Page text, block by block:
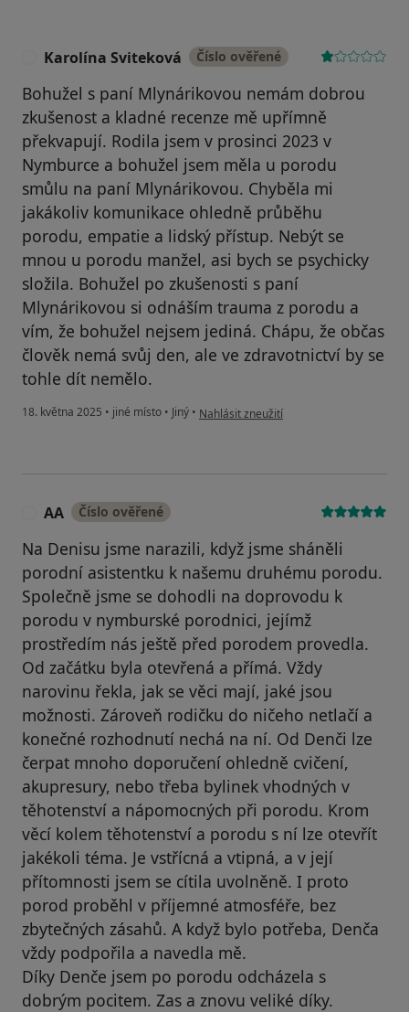
Karolína Sviteková Číslo ověřené
Bohužel s paní Mlynárikovou nemám dobrou
zkušenost a kladné recenze mě upřímně
překvapují. Rodila jsem v prosinci 2023 v
Nymburce a bohužel jsem měla u porodu
smůlu na paní Mlynárikovou. Chyběla mi
jakákoliv komunikace ohledně průběhu
porodu, empatie a lidský přístup. Nebýt se
mnou u porodu manžel, asi bych se psychicky
složila. Bohužel po zkušenosti s paní
Mlynárikovou si odnáším trauma z porodu a
vím, že bohužel nejsem jediná. Chápu, že občas
člověk nemá svůj den, ale ve zdravotnictví by se
tohle dít nemělo.
18. května 2025 • jiné místo • Jiný • podle názoru uživatele Karolína Sviteková
Nahlásit zneužití
AA Číslo ověřené
Na Denisu jsme narazili, když jsme sháněli
porodní asistentku k našemu druhému porodu.
Společně jsme se dohodli na doprovodu k
porodu v nymburské porodnici, jejímž
prostředím nás ještě před porodem provedla.
Od začátku byla otevřená a přímá. Vždy
narovinu řekla, jak se věci mají, jaké jsou
možnosti. Zároveň rodičku do ničeho netlačí a
konečné rozhodnutí nechá na ní. Od Denči lze
čerpat mnoho doporučení ohledně cvičení,
akupresury, nebo třeba bylinek vhodných v
těhotenství a nápomocných při porodu. Krom
věcí kolem těhotenství a porodu s ní lze otevřít
jakékoli téma. Je vstřícná a vtipná, a v její
přítomnosti jsem se cítila uvolněně. I proto
porod proběhl v příjemné atmosféře, bez
zbytečných zásahů. A když bylo potřeba, Denča
vždy podpořila a navedla mě.
Díky Denče jsem po porodu odcházela s
dobrým pocitem. Zas a znovu veliké díky.